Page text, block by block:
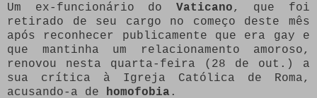
Um ex-funcionário do Vaticano, que foi
retirado de seu cargo no começo deste mês
após reconhecer publicamente que era gay e
que mantinha um relacionamento amoroso,
renovou nesta quarta-feira (28 de out.) a
sua crítica à Igreja Católica de Roma,
acusando-a de homofobia .